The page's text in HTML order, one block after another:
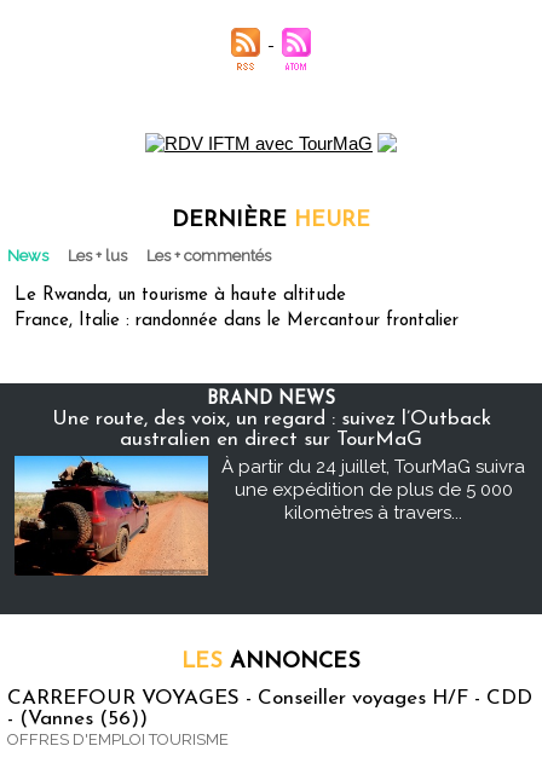
DERNIÈRE HEURE
News Les + lus Les + commentés
Le Rwanda, un tourisme à haute altitude
France, Italie : randonnée dans le Mercantour frontalier
BRAND NEWS
Une route, des voix, un regard : suivez l’Outback
australien en direct sur TourMaG
À partir du 24 juillet, TourMaG suivra
une expédition de plus de 5 000
kilomètres à travers...
LES ANNONCES
CARREFOUR VOYAGES - Conseiller voyages H/F - CDD
- (Vannes (56))
OFFRES D'EMPLOI TOURISME